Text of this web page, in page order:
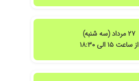
۲۷ مرداد (سه شنبه)
از ساعت ۱۵ الی ۱۸:۳۰